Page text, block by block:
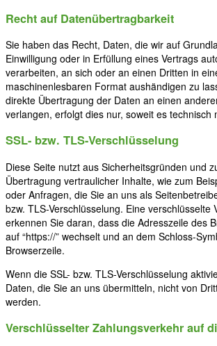
Recht auf Datenübertragbarkeit
Sie haben das Recht, Daten, die wir auf
Einwilligung oder in Erfüllung eines Vertrags
verarbeiten, an sich oder an einen Dritten in
maschinenlesbaren Format aushändigen zu
direkte Übertragung der Daten an einen
verlangen, erfolgt dies nur, soweit es technisch
SSL- bzw. TLS-Verschlüsselung
Diese Seite nutzt aus Sicherheitsgründen und
Übertragung vertraulicher Inhalte, wie zum
oder Anfragen, die Sie an uns als
bzw. TLS-Verschlüsselung. Eine verschlüsselte
erkennen Sie daran, dass die Adresszeile des
auf “https://” wechselt und an dem Schloss-
Browserzeile.
Wenn die SSL- bzw. TLS-Verschlüsselung
Daten, die Sie an uns übermitteln, nicht von
werden.
Verschlüsselter Zahlungsverkehr auf